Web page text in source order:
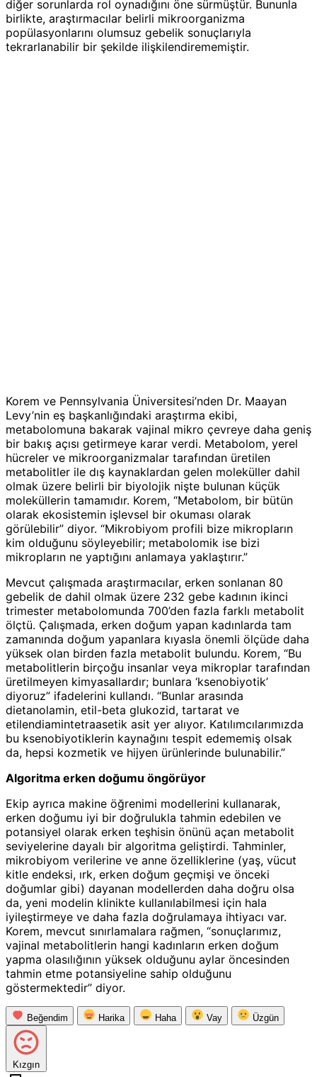
diğer sorunlarda rol oynadığını öne sürmüştür. Bununla
birlikte, araştırmacılar belirli mikroorganizma
popülasyonlarını olumsuz gebelik sonuçlarıyla
tekrarlanabilir bir şekilde ilişkilendirememiştir.
Korem ve Pennsylvania Üniversitesi’nden Dr. Maayan
Levy’nin eş başkanlığındaki araştırma ekibi,
metabolomuna bakarak vajinal mikro çevreye daha geniş
bir bakış açısı getirmeye karar verdi. Metabolom, yerel
hücreler ve mikroorganizmalar tarafından üretilen
metabolitler ile dış kaynaklardan gelen moleküller dahil
olmak üzere belirli bir biyolojik nişte bulunan küçük
moleküllerin tamamıdır. Korem, “Metabolom, bir bütün
olarak ekosistemin işlevsel bir okuması olarak
görülebilir” diyor. “Mikrobiyom profili bize mikropların
kim olduğunu söyleyebilir; metabolomik ise bizi
mikropların ne yaptığını anlamaya yaklaştırır.”
Mevcut çalışmada araştırmacılar, erken sonlanan 80
gebelik de dahil olmak üzere 232 gebe kadının ikinci
trimester metabolomunda 700’den fazla farklı metabolit
ölçtü. Çalışmada, erken doğum yapan kadınlarda tam
zamanında doğum yapanlara kıyasla önemli ölçüde daha
yüksek olan birden fazla metabolit bulundu. Korem, “Bu
metabolitlerin birçoğu insanlar veya mikroplar tarafından
üretilmeyen kimyasallardır; bunlara ‘ksenobiyotik’
diyoruz” ifadelerini kullandı. “Bunlar arasında
dietanolamin, etil-beta glukozid, tartarat ve
etilendiamintetraasetik asit yer alıyor. Katılımcılarımızda
bu ksenobiyotiklerin kaynağını tespit edememiş olsak
da, hepsi kozmetik ve hijyen ürünlerinde bulunabilir.”
Algoritma erken doğumu öngörüyor
Ekip ayrıca makine öğrenimi modellerini kullanarak,
erken doğumu iyi bir doğrulukla tahmin edebilen ve
potansiyel olarak erken teşhisin önünü açan metabolit
seviyelerine dayalı bir algoritma geliştirdi. Tahminler,
mikrobiyom verilerine ve anne özelliklerine (yaş, vücut
kitle endeksi, ırk, erken doğum geçmişi ve önceki
doğumlar gibi) dayanan modellerden daha doğru olsa
da, yeni modelin klinikte kullanılabilmesi için hala
iyileştirmeye ve daha fazla doğrulamaya ihtiyacı var.
Korem, mevcut sınırlamalara rağmen, “sonuçlarımız,
vajinal metabolitlerin hangi kadınların erken doğum
yapma olasılığının yüksek olduğunu aylar öncesinden
tahmin etme potansiyeline sahip olduğunu
göstermektedir” diyor.
Beğendim Harika Haha Vay Üzgün
Kızgın